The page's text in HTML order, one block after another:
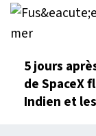
5 jours
de SpaceX
Indien et